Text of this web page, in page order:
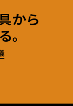
から
。